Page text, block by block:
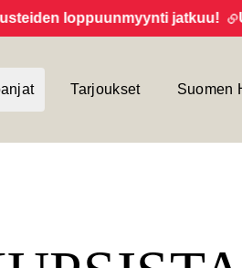
loppuunmyynti jatkuu!
Tarjoukset Suomen